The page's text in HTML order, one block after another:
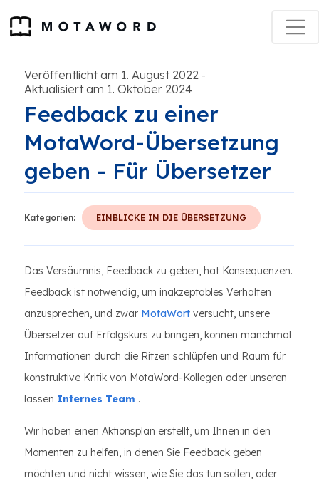
Veröffentlicht am 1. August 2022 -
Aktualisiert am 1. Oktober 2024
Feedback zu einer
MotaWord-Übersetzung
geben - Für Übersetzer
Kategorien: EINBLICKE IN DIE ÜBERSETZUNG
Das Versäumnis, Feedback zu geben, hat Konsequenzen.
Feedback ist notwendig, um inakzeptables Verhalten
anzusprechen, und zwar MotaWort versucht, unsere
Übersetzer auf Erfolgskurs zu bringen, können manchmal
Informationen durch die Ritzen schlüpfen und Raum für
konstruktive Kritik von MotaWord-Kollegen oder unseren
lassen Internes Team .
Wir haben einen Aktionsplan erstellt, um Ihnen in den
Momenten zu helfen, in denen Sie Feedback geben
möchten und nicht wissen, wie Sie das tun sollen, oder